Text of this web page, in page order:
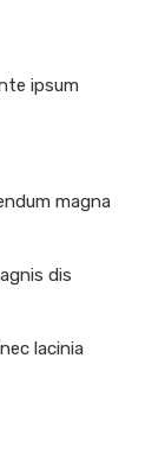
ipsum
magna
dis
lacinia